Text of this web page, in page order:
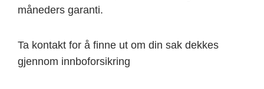
måneders garanti.
Ta kontakt for å finne ut om din sak dekkes
gjennom innboforsikring